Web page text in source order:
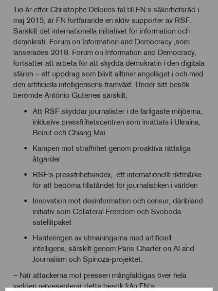
Tio år efter Christophe Deloires tal till FN:s säkerhetsråd i
maj 2015, är FN fortfarande en aktiv supporter av RSF.
Särskilt det internationella initiativet för information och
demokrati, Forum on Information and Democracy ,som
lanserades 2018. Forum on Information and Democracy,
fortsätter att arbeta för att skydda demokratin i den digitala
sfären – ett uppdrag som blivit alltmer angeläget i och med
den artificiella intelligensens framväxt. Under sitt besök
berömde António Guterres särskilt:
Att RSF skyddar journalister i de farligaste miljöerna,
inklusive pressfrihetscentren som inrättats i Ukraina,
Beirut och Chiang Mai
Kampen mot straffrihet genom proaktiva rättsliga
åtgärder
RSF:s pressfrihetsindex, ett internationellt riktmärke
för att bedöma tillståndet för journalistiken i världen
Innovation mot desinformation och censur, däribland
initiativ som Collateral Freedom och Svoboda-
satellitpaket
Hanteringen av utmaningarna med artificiell
intelligens, särskilt genom Paris Charter on AI and
Journalism och Spinoza-projektet.
– När attackerna mot pressen mångfaldigas över hela
världen representerar detta besök från FN:s